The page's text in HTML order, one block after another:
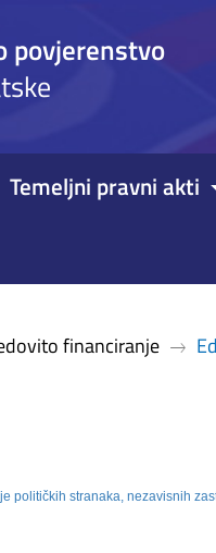
povjerenstvo
Temeljni pravni akti
financiranje
političkih stranaka, nezavisnih